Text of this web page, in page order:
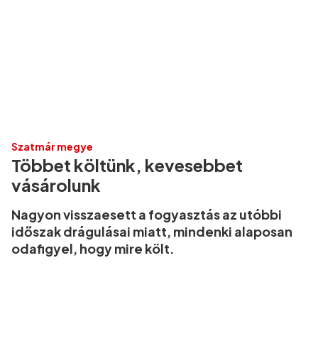
Szatmár megye
Többet költünk, kevesebbet
vásárolunk
Nagyon visszaesett a fogyasztás az utóbbi
időszak drágulásai miatt, mindenki alaposan
odafigyel, hogy mire költ.